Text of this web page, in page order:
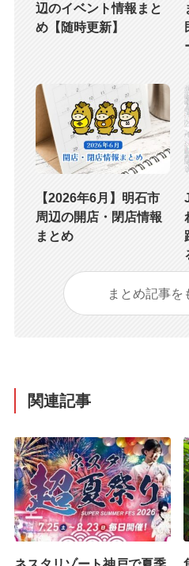
辺のイベント情報まと
め【随時更新】
【2026年6月】明石市
周辺の開店・閉店情報
まとめ
まとめ記事を
関連記事